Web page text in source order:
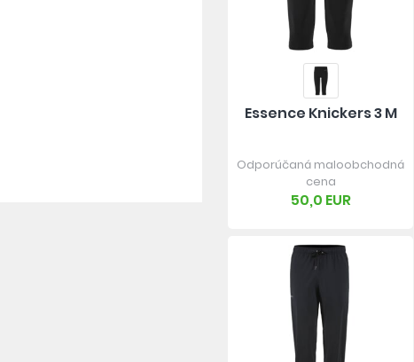
Essence Knickers 3 M
Odporúčaná maloobchodná
cena
50,0 EUR